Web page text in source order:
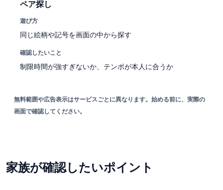
ペア探し
遊び方
同じ絵柄や記号を画面の中から探す
確認したいこと
制限時間が強すぎないか、テンポが本人に合うか
無料範囲や広告表示はサービスごとに異なります。始める前に、実際の
画面で確認してください。
家族が確認したいポイント